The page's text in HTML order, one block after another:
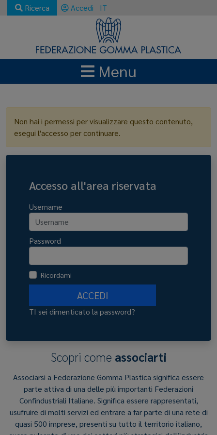
Ricerca Accedi IT
Menu
Non hai i permessi per visualizzare questo contenuto,
esegui l'accesso per continuare.
Accesso all'area riservata
Username
Password
Ricordami
ACCEDI
TI sei dimenticato la password?
Scopri come associarti
Associarsi a Federazione Gomma Plastica significa essere
parte attiva di una delle più importanti Federazioni
Confindustriali Italiane. Significa essere rappresentati,
usufruire di molti servizi ed entrare a far parte di una rete di
quasi 500 imprese, presenti su tutto il territorio italiano,